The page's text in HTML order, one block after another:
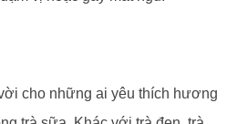
cho những ai yêu thích hương